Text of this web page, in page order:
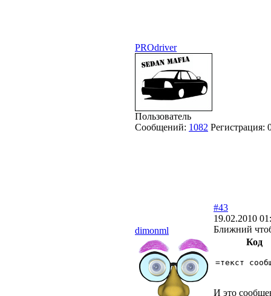
PROdriver
Пользователь
Сообщений: 1082 Регистрация:
dimonml
#43
19.02.2010
Ближний
Код
=текст
И это